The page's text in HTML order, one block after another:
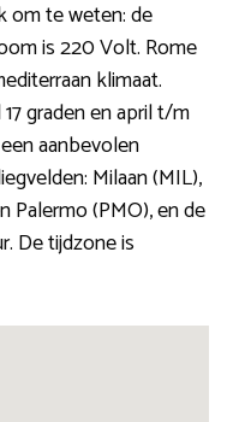
om te weten: de
is 220 Volt. Rome
klimaat.
graden en april t/m
aanbevolen
Milaan (MIL),
Palermo (PMO), en de
De tijdzone is